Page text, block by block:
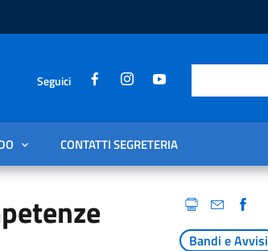
Seguici
CONTATTI SEGRETERIA
Bandi e Avvisi